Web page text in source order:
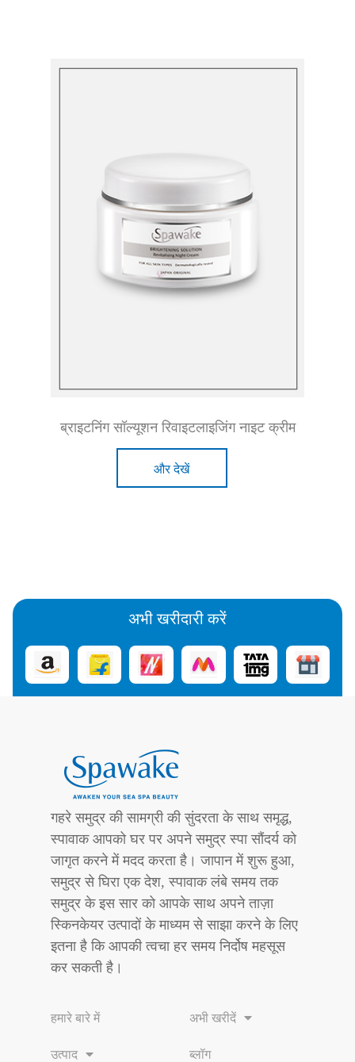
ब्राइटनिंग सॉल्यूशन रिवाइटलाइजिंग नाइट क्रीम
और देखें
अभी खरीदारी करें
गहरे समुद्र की सामग्री की सुंदरता के साथ समृद्ध,
स्पावाक आपको घर पर अपने समुद्र स्पा सौंदर्य को
जागृत करने में मदद करता है। जापान में शुरू हुआ,
समुद्र से घिरा एक देश, स्पावाक लंबे समय तक
समुद्र के इस सार को आपके साथ अपने ताज़ा
स्किनकेयर उत्पादों के माध्यम से साझा करने के लिए
इतना है कि आपकी त्वचा हर समय निर्दोष महसूस
कर सकती है।
हमारे बारे में
उत्पाद
अभी खरीदें
ब्लॉग